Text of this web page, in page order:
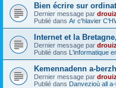
Bien écrire sur
Dernier message par
Publié dans Ar c'hlavier
Internet et la
Dernier message par
Publié dans L'informatique
Kemennadenn a-
Dernier message par
Publié dans Danvezioù all